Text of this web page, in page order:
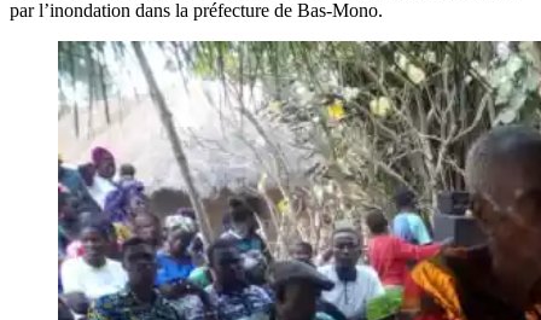
par l’inondation dans la préfecture de Bas-Mono.